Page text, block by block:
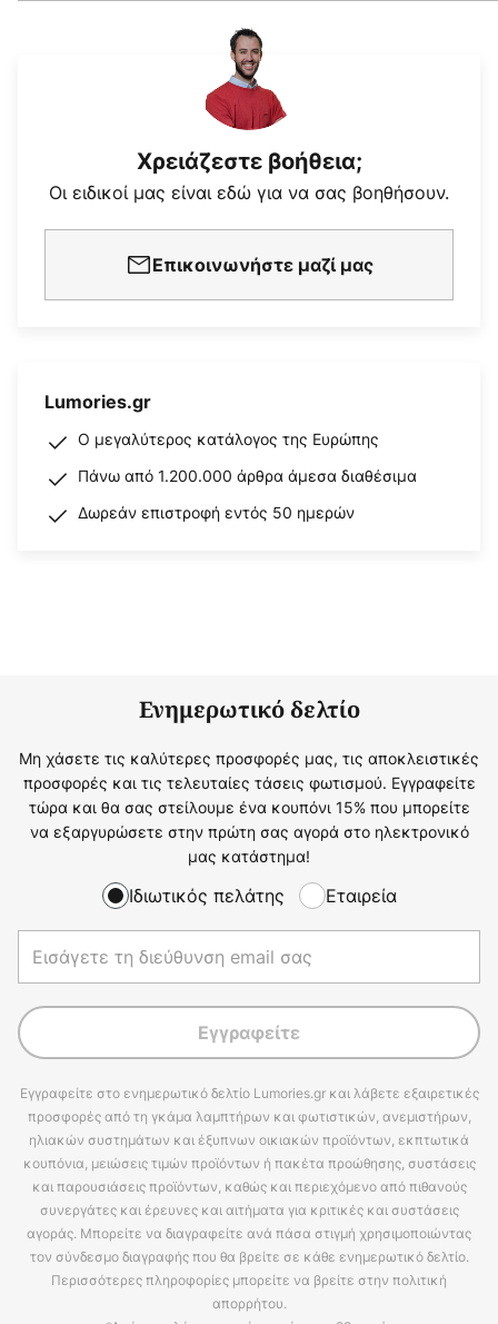
Χρειάζεστε βοήθεια;
Οι ειδικοί μας είναι εδώ για να σας βοηθήσουν.
Επικοινωνήστε μαζί μας
Lumories.gr
Ο μεγαλύτερος κατάλογος της Ευρώπης
Πάνω από 1.200.000 άρθρα άμεσα διαθέσιμα
Δωρεάν επιστροφή εντός 50 ημερών
Ενημερωτικό δελτίο
Μη χάσετε τις καλύτερες προσφορές μας, τις αποκλειστικές
προσφορές και τις τελευταίες τάσεις φωτισμού. Εγγραφείτε
τώρα και θα σας στείλουμε ένα κουπόνι 15% που μπορείτε
να εξαργυρώσετε στην πρώτη σας αγορά στο ηλεκτρονικό
μας κατάστημα!
Ιδιωτικός πελάτης Εταιρεία
Εγγραφείτε
Εγγραφείτε στο ενημερωτικό δελτίο Lumories.gr και λάβετε εξαιρετικές
προσφορές από τη γκάμα λαμπτήρων και φωτιστικών, ανεμιστήρων,
ηλιακών συστημάτων και έξυπνων οικιακών προϊόντων, εκπτωτικά
κουπόνια, μειώσεις τιμών προϊόντων ή πακέτα προώθησης, συστάσεις
και παρουσιάσεις προϊόντων, καθώς και περιεχόμενο από πιθανούς
συνεργάτες και έρευνες και αιτήματα για κριτικές και συστάσεις
αγοράς. Μπορείτε να διαγραφείτε ανά πάσα στιγμή χρησιμοποιώντας
τον σύνδεσμο διαγραφής που θα βρείτε σε κάθε ενημερωτικό δελτίο.
Περισσότερες πληροφορίες μπορείτε να βρείτε στην πολιτική
απορρήτου.